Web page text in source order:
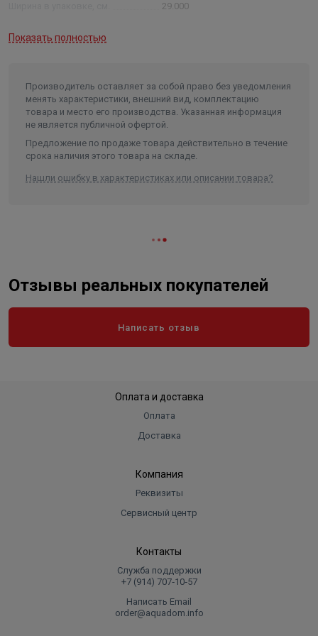
29.000
Длина 765
316
Объем 0.068171
Показать полностью
Производитель оставляет за собой право без уведомления
менять характеристики, внешний вид, комплектацию
товара и место его производства. Указанная информация
не является публичной офертой.
Предложение по продаже товара действительно в течение
срока наличия этого товара на складе.
Нашли ошибку в характеристиках или описании товара?
Отзывы реальных покупателей
Написать отзыв
Оплата и доставка
Оплата
Доставка
Компания
Реквизиты
Сервисный центр
Контакты
Служба поддержки
+7 (914) 707‑10‑57
Написать Email
order@aquadom.info